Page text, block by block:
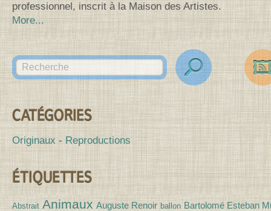
professionnel, inscrit à la Maison des Artistes.
More...
Search for:
des
CATÉGORIES
Originaux Reproductions
ÉTIQUETTES
Abstrait Animaux Auguste Renoir ballon Bartolomé Esteban